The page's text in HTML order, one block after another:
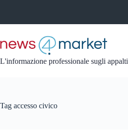
L'informazione professionale sugli appalti
Tag accesso civico